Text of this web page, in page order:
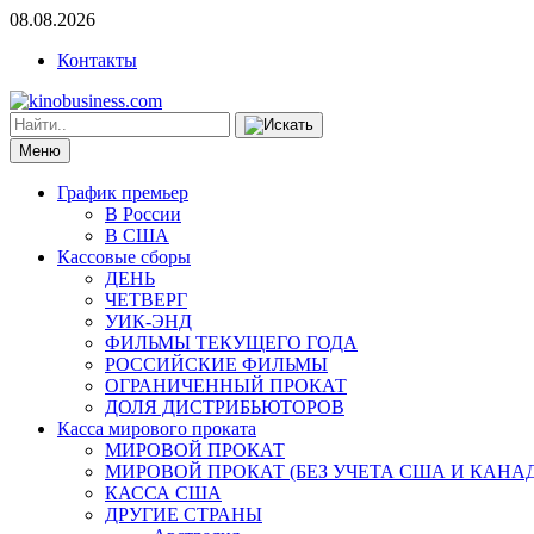
08.08.2026
Контакты
Меню
График премьер
В России
В США
Кассовые сборы
ДЕНЬ
ЧЕТВЕРГ
УИК-ЭНД
ФИЛЬМЫ ТЕКУЩЕГО ГОДА
РОССИЙСКИЕ ФИЛЬМЫ
ОГРАНИЧЕННЫЙ ПРОКАТ
ДОЛЯ ДИСТРИБЬЮТОРОВ
Касса мирового проката
МИРОВОЙ ПРОКАТ
МИРОВОЙ ПРОКАТ (БЕЗ УЧЕТА США И
КАССА США
ДРУГИЕ СТРАНЫ